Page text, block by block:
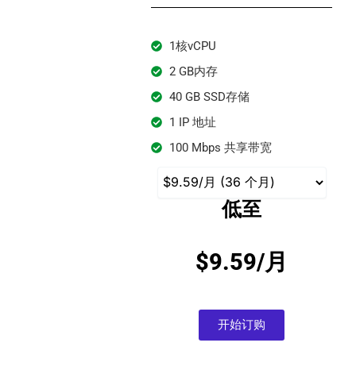
1核vCPU
2 GB内存
40 GB SSD存储
1 IP 地址
100 Mbps 共享带宽
低至
$9.59/月
开始订购